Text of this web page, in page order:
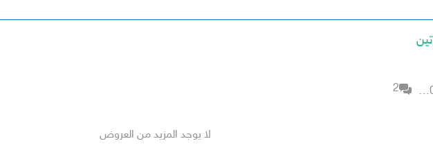
عضو 85 64920 2
لا يوجد المزيد من العروض